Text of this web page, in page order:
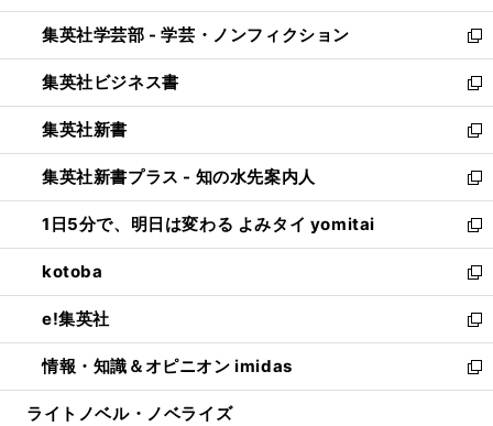
開
く
ウ
で
開
く
ン
ド
ウ
で
開
く
ウ
ィ
ン
ド
ウ
で
開
く
集英社学芸部 - 学芸・ノンフィクション
新
し
い
ウ
ィ
ン
ド
ウ
で
開
く
集英社ビジネス書
新
し
い
ウ
ィ
ン
ド
ウ
で
開
く
集英社新書
新
し
い
ウ
ィ
ン
ド
ウ
で
開
く
集英社新書プラス - 知の水先案内人
新
し
い
ウ
ィ
ン
ド
ウ
で
開
1日5分で、明日は変わる よみタイ yomitai
新
し
い
ウ
ィ
ン
ド
ウ
kotoba
新
し
い
ウ
ィ
ン
e!集英社
新
し
い
ウ
情報・知識＆オピニオン imidas
新
し
ライトノベル・ノベライズ